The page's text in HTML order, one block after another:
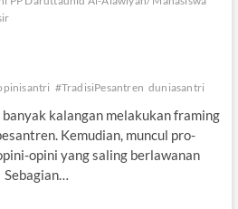
#TradisiPesantren duniasantri
kalangan melakukan framing
Kemudian, muncul pro-
opini yang saling berlawanan